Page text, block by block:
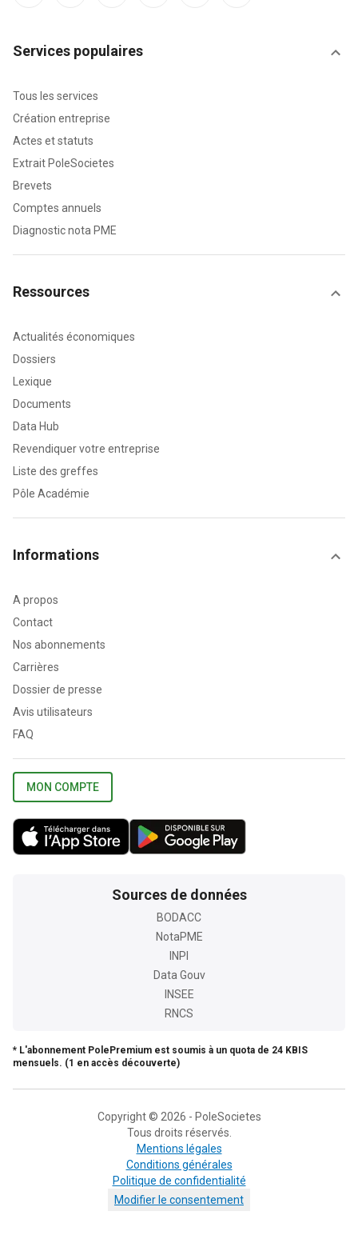
Services populaires
Tous les services
Création entreprise
Actes et statuts
Extrait PoleSocietes
Brevets
Comptes annuels
Diagnostic nota PME
Ressources
Actualités économiques
Dossiers
Lexique
Documents
Data Hub
Revendiquer votre entreprise
Liste des greffes
Pôle Académie
Informations
A propos
Contact
Nos abonnements
Carrières
Dossier de presse
Avis utilisateurs
FAQ
MON COMPTE
Sources de données
BODACC
NotaPME
INPI
Data Gouv
INSEE
RNCS
* L'abonnement PolePremium est soumis à un quota de 24 KBIS
mensuels. (1 en accès découverte)
Copyright © 2026 - PoleSocietes
Tous droits réservés.
Mentions légales
Conditions générales
Politique de confidentialité
Modifier le consentement